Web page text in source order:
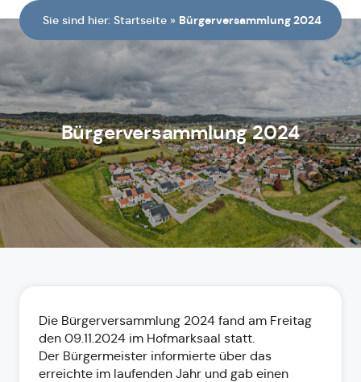
Sie sind hier: Startseite » Bürgerversammlung 2024
Bürgerversammlung 2024
Die Bürgerversammlung 2024 fand am Freitag
den 09.11.2024 im Hofmarksaal statt.
Der Bürgermeister informierte über das
erreichte im laufenden Jahr und gab einen